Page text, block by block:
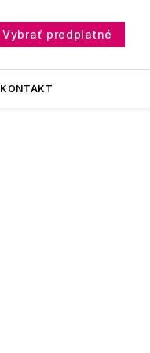
Vybrať predplatné
KONTAKT